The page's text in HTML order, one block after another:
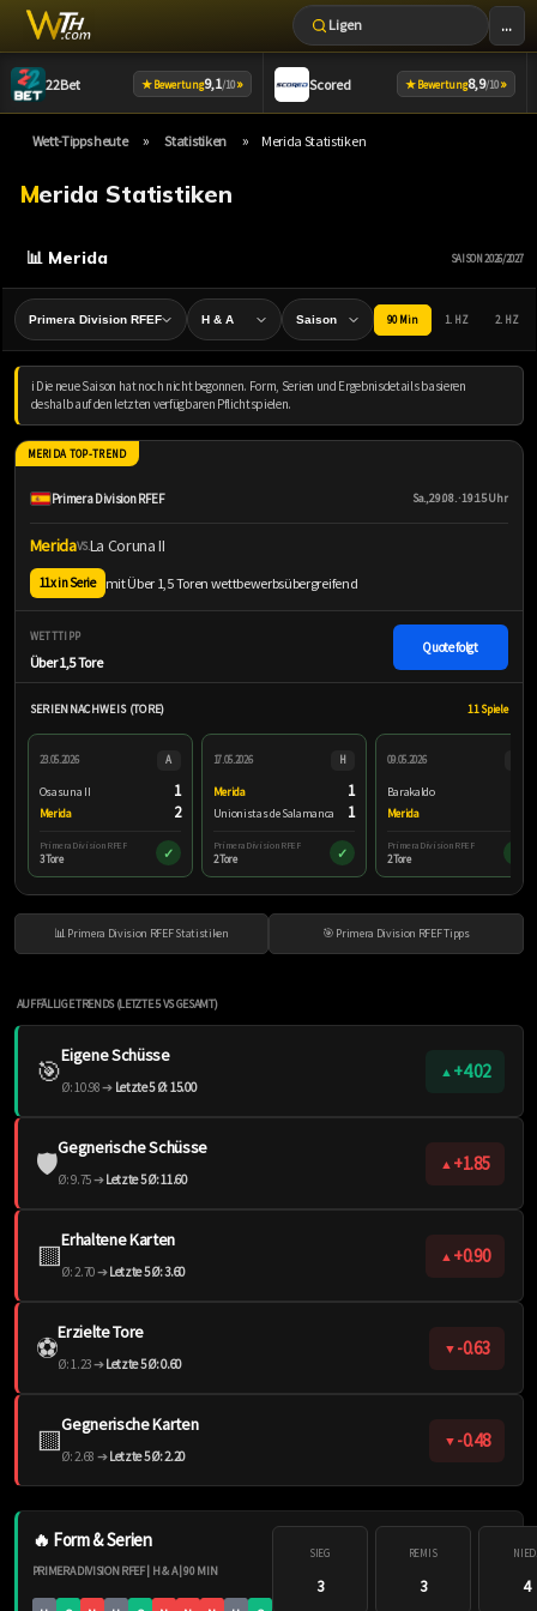
Zum
Inhalt
springen
Ligen ...
22Bet ★Bewertung9,1/10» Scored ★Bewertung8,9/10»
Wett-Tipps heute » Statistiken » Merida Statistiken
Merida Statistiken
📊 Merida SAISON 2026/2027
90 Min 1. HZ 2. HZ
ℹ️ Die neue Saison hat noch nicht begonnen. Form, Serien und Ergebnisdetails basieren
deshalb auf den letzten verfügbaren Pflichtspielen.
MERIDA TOP-TREND
Primera Division RFEF Sa., 29.08. · 19:15 Uhr
MeridaVS.La Coruna II
11x in Serie mit Über 1,5 Toren wettbewerbsübergreifend
WETTTIPP
Über 1,5 Tore
Quote folgt
SERIENNACHWEIS (TORE) 11 Spiele
23.05.2026 A
Osasuna II 1
Merida 2
Primera Division RFEF
3 Tore ✓
17.05.2026 H
Merida 1
Unionistas de Salamanca 1
Primera Division RFEF
2 Tore ✓
09.05.2026
Barakaldo
Merida
Primera Division RFEF
2 Tore
📊 Primera Division RFEF Statistiken 🎯 Primera Division RFEF Tipps
AUFFÄLLIGE TRENDS (LETZTE 5 VS GESAMT)
🎯Eigene Schüsse
Ø: 10.98 ➔ Letzte 5 Ø: 15.00
▲ +4.02
🛡️Gegnerische Schüsse
Ø: 9.75 ➔Letzte 5 Ø: 11.60
▲ +1.85
🟨Erhaltene Karten
Ø: 2.70 ➔Letzte 5 Ø: 3.60
▲ +0.90
⚽️Erzielte Tore
Ø: 1.23 ➔Letzte 5 Ø: 0.60
▼ -0.63
🟨Gegnerische Karten
Ø: 2.68 ➔Letzte 5 Ø: 2.20
▼ -0.48
🔥 Form & Serien
PRIMERA DIVISION RFEF | H & A | 90 MIN
SIEG
3
REMIS
3
NIED.
4